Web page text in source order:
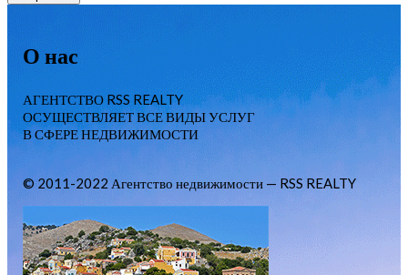
О нас
АГЕНТСТВО RSS REALTY
ОСУЩЕСТВЛЯЕТ ВСЕ ВИДЫ УСЛУГ
В СФЕРЕ НЕДВИЖИМОСТИ
© 2011-2022 Агентство недвижимости — RSS REALTY